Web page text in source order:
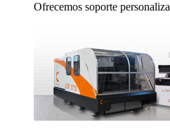
Ofrecemos soporte